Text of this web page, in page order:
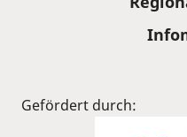
Gefördert durch: